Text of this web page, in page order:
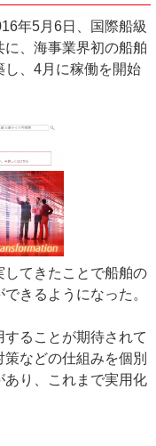
年5月6日、国際船級
、海事業界初の船舶
し、4月に稼働を開始
てきたことで船舶の
きるようになった。
ることが期待されて
などの仕組みを個別
り、これまで実用化